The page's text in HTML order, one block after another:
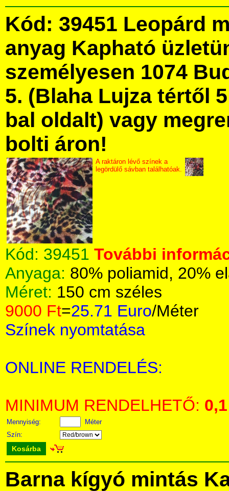
Kód: 39451 Leopárd
anyag Kapható
személyesen 1074
5. (Blaha Lujza tértől
bal oldalt) vagy
bolti áron!
A raktáron lévő színek a
legördülő sávban találhatóak.
Kód: 39451 További
Anyaga: 80% poliamid, 20%
Méret: 150 cm széles
9000 Ft=25.71 Euro/Méter
Színek nyomtatása
ONLINE RENDELÉS:
MINIMUM RENDELHETŐ: 0,1
Mennyiség:
Méter
Szín:
Kosárba
Barna kígyó mintás